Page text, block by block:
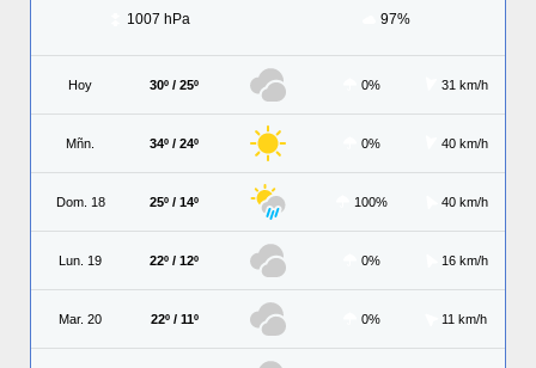
1007 hPa 97%
Hoy 30º / 25º 0% 31 km/h
Mñn. 34º / 24º 0% 40 km/h
Dom. 18 25º / 14º 100% 40 km/h
Lun. 19 22º / 12º 0% 16 km/h
Mar. 20 22º / 11º 0% 11 km/h